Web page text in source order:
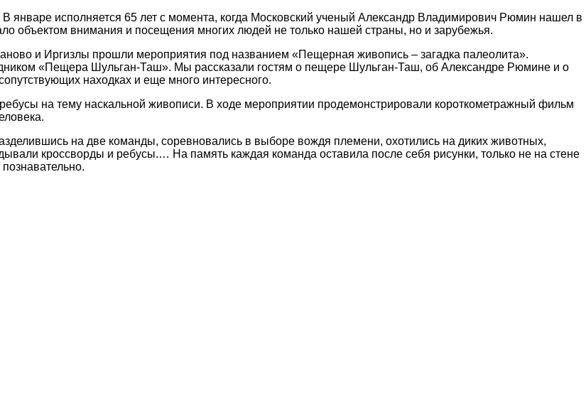
январе исполняется 65 лет с момента, когда Московский ученый Александр Владимирович Рюмин нашел в
объектом внимания и посещения многих людей не только нашей страны, но и зарубежья.
и Иргизлы прошли мероприятия под названием «Пещерная живопись – загадка палеолита».
«Пещера Шульган-Таш». Мы рассказали гостям о пещере Шульган-Таш, об Александре Рюмине и о
находках и еще много интересного.
на тему наскальной живописи. В ходе мероприятии продемонстрировали короткометражный фильм
на две команды, соревновались в выборе вождя племени, охотились на диких животных,
кроссворды и ребусы.… На память каждая команда оставила после себя рисунки, только не на стене